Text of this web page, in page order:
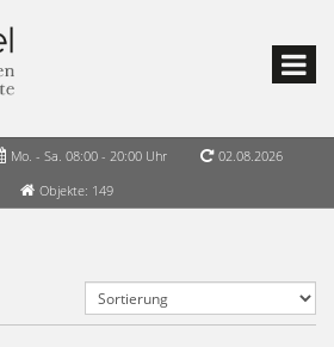
Mo. - Sa. 08:00 - 20:00 Uhr
02.08.2026
Objekte: 149